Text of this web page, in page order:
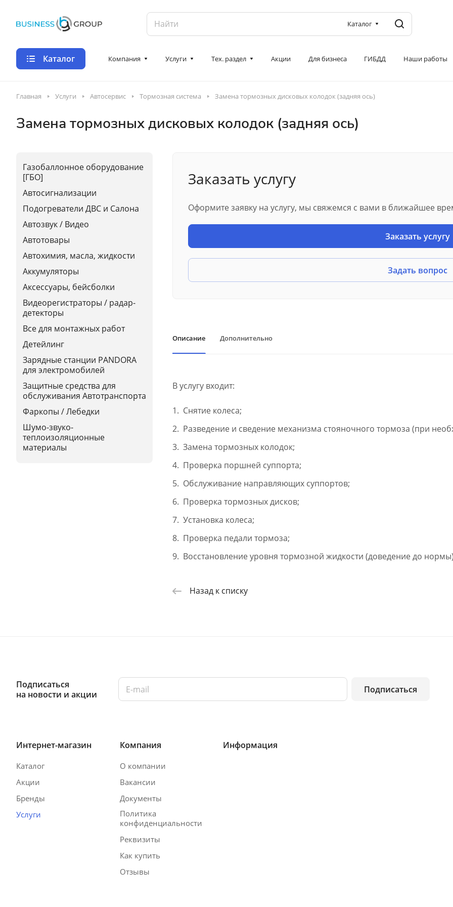
Каталог
Каталог Компания Услуги Тех. раздел Акции Для бизнеса ГИБДД Наши работы
Главная Услуги Автосервис Тормозная система Замена тормозных дисковых колодок (задняя ось)
Замена тормозных дисковых колодок (задняя ось)
Заказать услугу
Оформите заявку на услугу, мы свяжемся с вами в ближайшее
Заказать услугу
Задать вопрос
Описание Дополнительно
В услугу входит:
Снятие колеса;
Разведение и сведение механизма стояночного тормоза (при
Замена тормозных колодок;
Проверка поршней суппорта;
Обслуживание направляющих суппортов;
Проверка тормозных дисков;
Установка колеса;
Проверка педали тормоза;
Восстановление уровня тормозной жидкости (доведение до
Назад к списку
Газобаллонное оборудование
[ГБО]
Автосигнализации
Подогреватели ДВС и Салона
Автозвук / Видео
Автотовары
Автохимия, масла, жидкости
Аккумуляторы
Аксессуары, бейсболки
Видеорегистраторы / радар-
детекторы
Все для монтажных работ
Детейлинг
Зарядные станции PANDORA
для электромобилей
Защитные средства для
обслуживания Автотранспорта
Фаркопы / Лебедки
Шумо-звуко-
теплоизоляционные
материалы
Подписаться
на новости и акции
Подписаться
Интернет-магазин
Каталог
Акции
Бренды
Услуги
Компания
О компании
Вакансии
Документы
Политика
конфиденциальности
Реквизиты
Как купить
Отзывы
Информация